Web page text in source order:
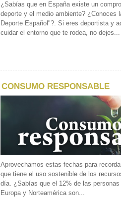
¿Sabías que en España existe un
deporte y el medio ambiente? ¿Conoces
Deporte Español"?. Si eres deportista y
cuidar el entorno que te rodea, no dejes...
CONSUMO RESPONSABLE
Aprovechamos estas fechas para
que tiene el uso sostenible de los
día. ¿Sabías que el 12% de las
Europa y Norteamérica son...